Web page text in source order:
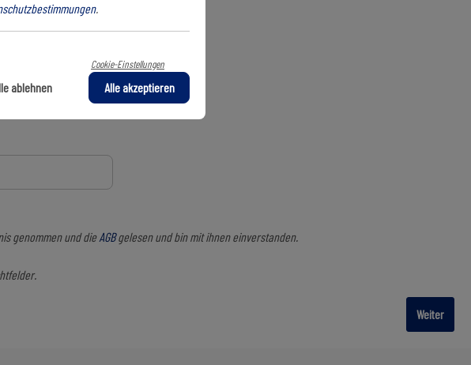
genommen und dieAGBgelesen und bin mit ihnen einverstanden.
Weiter
.
Cookie-Einstellungen
ablehnen Alle akzeptieren